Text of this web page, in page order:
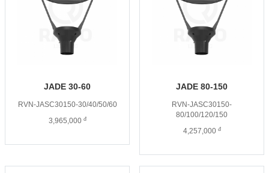
JADE 30-60
RVN-JASC30150-30/40/50/60
3,965,000 đ
JADE 80-150
RVN-JASC30150-
80/100/120/150
4,257,000 đ